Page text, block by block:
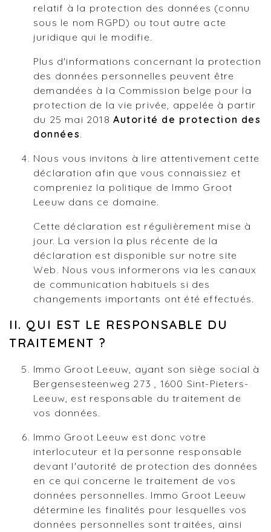
relatif à la protection des données (connu
sous le nom RGPD) ou tout autre acte
juridique qui le modifie.
Plus d'informations concernant la protection
des données personnelles peuvent être
demandées à la Commission belge pour la
protection de la vie privée, appelée à partir
du 25 mai 2018 Autorité de protection des
données.
Nous vous invitons à lire attentivement cette
déclaration afin que vous connaissiez et
compreniez la politique de Immo Groot
Leeuw dans ce domaine.
Cette déclaration est régulièrement mise à
jour. La version la plus récente de la
déclaration est disponible sur notre site
Web. Nous vous informerons via les canaux
de communication habituels si des
changements importants ont été effectués.
II. QUI EST LE RESPONSABLE DU
TRAITEMENT ?
Immo Groot Leeuw, ayant son siège social à
Bergensesteenweg 273 , 1600 Sint-Pieters-
Leeuw, est responsable du traitement de
vos données.
Immo Groot Leeuw est donc votre
interlocuteur et la personne responsable
devant l'autorité de protection des données
en ce qui concerne le traitement de vos
données personnelles. Immo Groot Leeuw
détermine les finalités pour lesquelles vos
données personnelles sont traitées, ainsi